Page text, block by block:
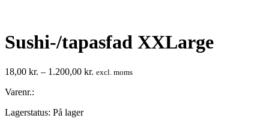
Sushi-/tapasfad XXLarge
18,00 kr. – 1.200,00 kr. Prisinterval:
excl. moms
Varenr.:
Lagerstatus: På lager